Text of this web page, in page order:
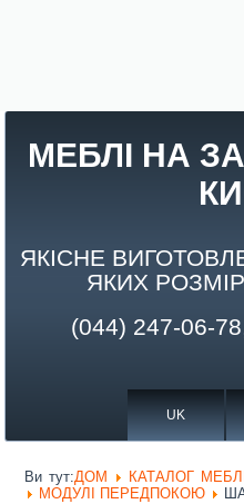
МЕБЛІ НА
ЯКІСНЕ
ЯКИХ
(044) 247-06-
UK
Ви тут:ДОМ КАТАЛОГ
МОДУЛІ ПЕРЕДПОКОЮ